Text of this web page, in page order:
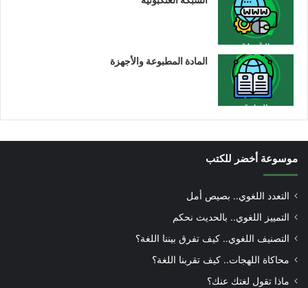
المادة المطبوعة والأجهزة
موسوعة أخضر للكتب
التعدد اللغوي.. بصيص أمل
التمييز اللغوي.. بالحديث نحكم
التصنيف اللغوي.. كيف تفرق بيننا اللغة؟
محاكاة اللهجات.. كيف تقربنا اللغة؟
ماذا تقول لغتك عنك؟